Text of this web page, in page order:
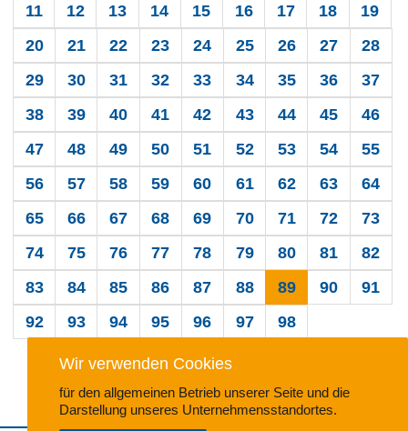
11
12 13 14 15 16 17 18
19
20
21 22 23 24 25 26 27
28
29
30 31 32 33 34 35 36
37
38
39 40 41 42 43 44 45
46
47
48 49 50 51 52 53 54
55
56
57 58 59 60 61 62 63
64
65
66 67 68 69 70 71 72
73
74
75 76 77 78 79 80 81
82
83
84 85 86 87 88 89 90
91
92
93 94 95 96 97 98
Wir verwenden Cookies
für den allgemeinen Betrieb unserer Seite und die
Darstellung unseres Unternehmensstandortes.